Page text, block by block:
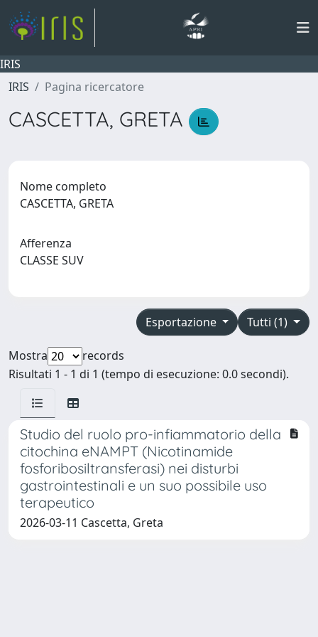
IRIS
IRIS
Pagina ricercatore
CASCETTA, GRETA
Nome completo
CASCETTA, GRETA
Afferenza
CLASSE SUV
Tutti (1)
Esportazione
Mostra
records
Risultati 1 - 1 di 1 (tempo di esecuzione: 0.0 secondi).
Studio del ruolo pro-infiammatorio della
citochina eNAMPT (Nicotinamide
fosforibosiltransferasi) nei disturbi
gastrointestinali e un suo possibile uso
terapeutico
2026-03-11 Cascetta, Greta